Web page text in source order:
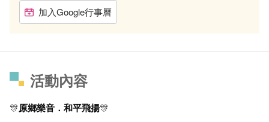
加入Google行事曆
活動內容
🎊原鄉樂音．和平飛揚🎊